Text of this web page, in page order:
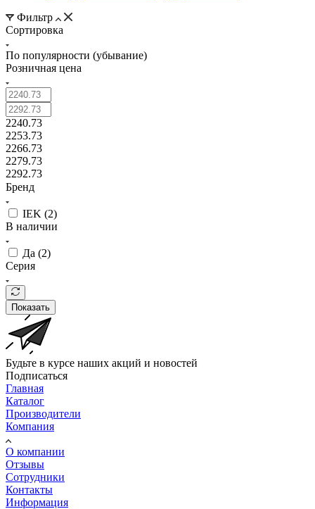
Фильтр
Сортировка
По популярности (убывание)
Розничная цена
2240.73
2253.73
2266.73
2279.73
2292.73
Бренд
IEK (2)
В наличии
Да (2)
Серия
Показать
Будьте в курсе наших акций и новостей
Подписаться
Главная
Каталог
Производители
Компания
О компании
Отзывы
Сотрудники
Контакты
Информация